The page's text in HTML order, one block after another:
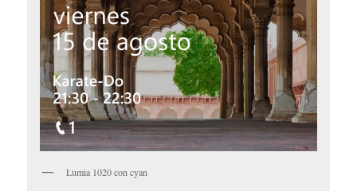
Lumia 1020 con cyan